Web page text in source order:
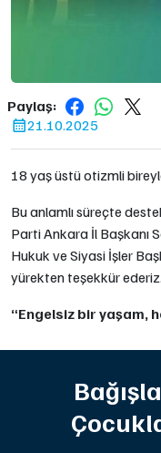
21.10.2025
Paylaş:
18 yaş üstü otizmli
Bu anlamlı süreçte
Parti Ankara İl Başkanı
Hukuk ve Siyasi İşler
yürekten teşekkür ederiz.
“Engelsiz bir yaşam,